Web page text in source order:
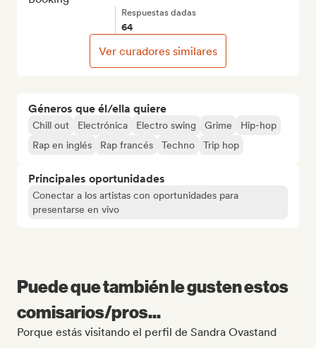
Géneros que él/ella quiere
Chill out Electrónica Electro swing Grime
Hip-hop
Rap en inglés
Rap francés Techno Trip hop
Principales oportunidades
Conectar a los artistas con oportunidades para
presentarse en vivo
Respuestas dadas
64
Ver curadores similares
Puede que también le gusten estos
comisarios/pros...
Porque estás visitando el perfil de Sandra Ovastand